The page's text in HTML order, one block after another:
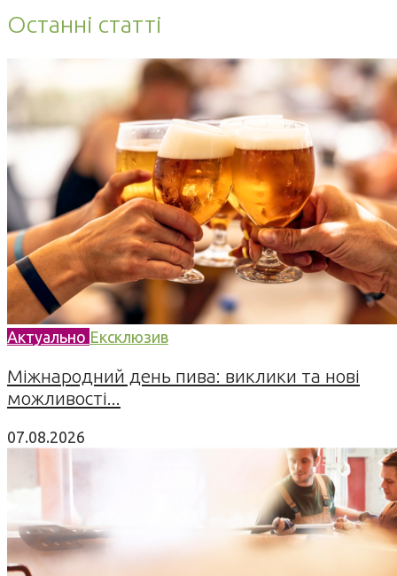
Останні статті
Актуально Ексклюзив
Міжнародний день пива: виклики та нові
можливості...
07.08.2026